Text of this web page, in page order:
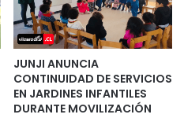
JUNJI ANUNCIA
CONTINUIDAD DE SERVICIOS
EN JARDINES INFANTILES
DURANTE MOVILIZACIÓN